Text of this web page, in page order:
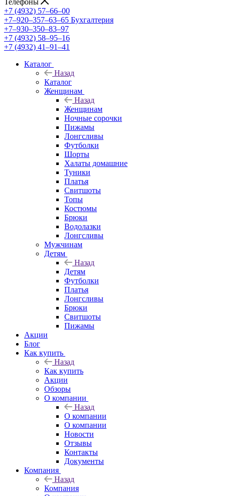
Телефоны
+7 (4932) 57‒66‒00
+7‒920‒357‒63‒65 Бухгалтерия
+7‒930‒350‒83‒97
+7 (4932) 58‒95‒16
+7 (4932) 41‒91‒41
Каталог
Назад
Каталог
Женщинам
Назад
Женщинам
Ночные сорочки
Пижамы
Лонгсливы
Футболки
Шорты
Халаты домашние
Туники
Платья
Свитшоты
Топы
Костюмы
Брюки
Водолазки
Лонгсливы
Мужчинам
Детям
Назад
Детям
Футболки
Платья
Лонгсливы
Брюки
Свитшоты
Пижамы
Акции
Блог
Как купить
Назад
Как купить
Акции
Обзоры
О компании
Назад
О компании
О компании
Новости
Отзывы
Контакты
Документы
Компания
Назад
Компания